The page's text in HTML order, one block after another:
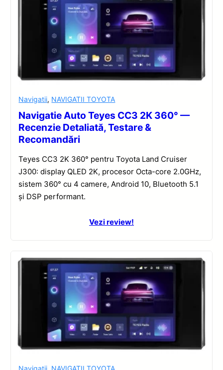
Navigatii, NAVIGATII TOYOTA
Navigatie Auto Teyes CC3 2K 360° —
Recenzie Detaliată, Testare &
Recomandări
Teyes CC3 2K 360° pentru Toyota Land Cruiser
J300: display QLED 2K, procesor Octa-core 2.0GHz,
sistem 360° cu 4 camere, Android 10, Bluetooth 5.1
și DSP performant.
Vezi review!